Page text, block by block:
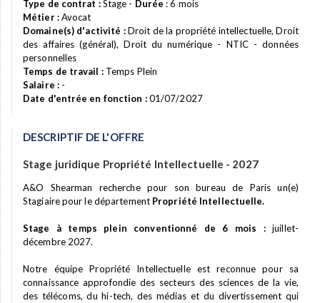
Type de contrat :Stage - Durée : 6 mois
Métier :Avocat
Domaine(s) d'activité :Droit de la propriété intellectuelle, Droit
des affaires (général), Droit du numérique - NTIC - données
personnelles
Temps de travail :Temps Plein
Salaire :-
Date d'entrée en fonction :01/07/2027
DESCRIPTIF DE L'OFFRE
Stage juridique Propriété Intellectuelle - 2027
A&O Shearman recherche pour son bureau de Paris un(e)
Stagiaire pour le départementPropriété Intellectuelle.
Stage à temps plein conventionné de 6 mois :juillet-
décembre 2027.
Notre équipe Propriété Intellectuelle est reconnue pour sa
connaissance approfondie des secteurs des sciences de la vie,
des télécoms, du hi-tech, des médias et du divertissement qui